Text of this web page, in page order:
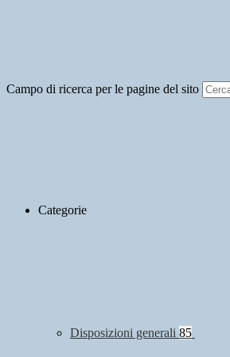
Campo di ricerca per le pagine del sito
Categorie
Disposizioni generali 85